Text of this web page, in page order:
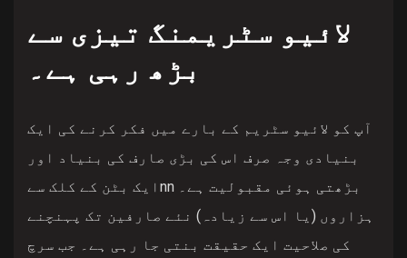
لائیو سٹریمنگ تیزی سے
بڑھ رہی ہے۔
آپ کو لائیو سٹریم کے بارے میں فکر کرنے کی ایک
بنیادی وجہ صرف اس کی بڑی صارف کی بنیاد اور
بڑھتی ہوئی مقبولیت ہے۔ nnایک بٹن کے کلک سے
ہزاروں (یا اس سے زیادہ) نئے صارفین تک پہنچنے
کی صلاحیت ایک حقیقت بنتی جا رہی ہے۔ جب سرچ